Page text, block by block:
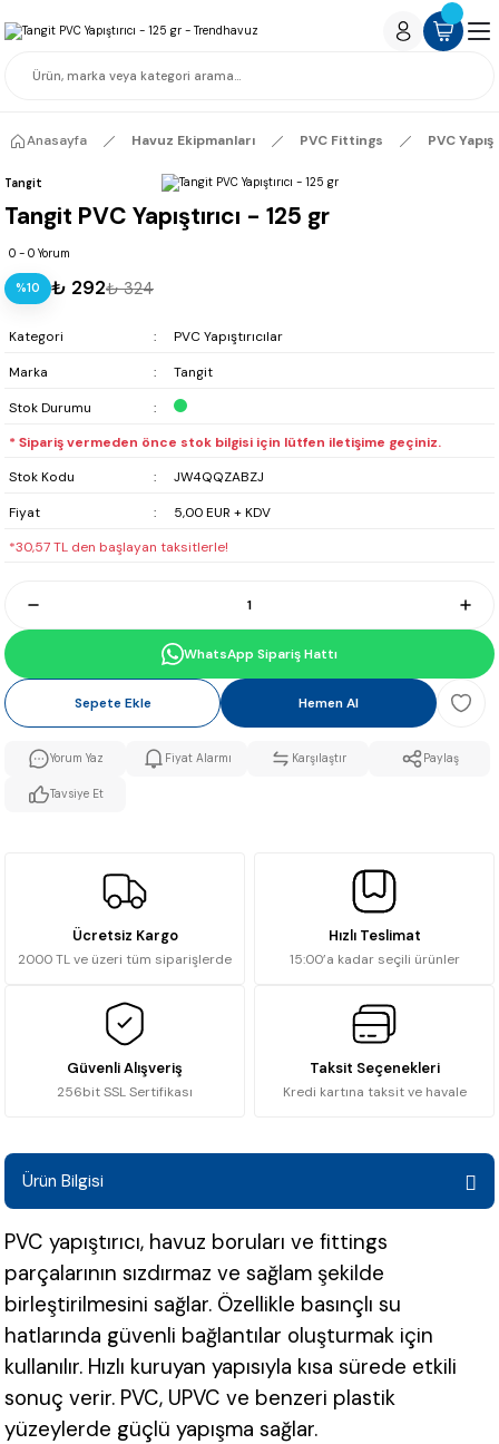
Anasayfa Havuz Ekipmanları PVC Fittings PVC
Tangit
Tangit PVC Yapıştırıcı - 125 gr
0 - 0 Yorum
%10 ₺ 292₺ 324
Kategori
PVC Yapıştırıcılar
Marka
Tangit
Stok Durumu
* Sipariş vermeden önce stok bilgisi için lütfen iletişime geçiniz.
Stok Kodu
JW4QQZABZJ
Fiyat
5,00 EUR + KDV
*30,57 TL den başlayan taksitlerle!
WhatsApp Sipariş Hattı
Sepete Ekle Hemen Al
Yorum Yaz Fiyat Alarmı Karşılaştır Paylaş
Tavsiye Et
Ücretsiz Kargo
2000 TL ve üzeri tüm siparişlerde
Hızlı Teslimat
15:00’a kadar seçili ürünler
Güvenli Alışveriş
256bit SSL Sertifikası
Taksit Seçenekleri
Kredi kartına taksit ve havale
Ürün Bilgisi
PVC yapıştırıcı, havuz boruları ve fittings
parçalarının sızdırmaz ve sağlam şekilde
birleştirilmesini sağlar. Özellikle basınçlı su
hatlarında güvenli bağlantılar oluşturmak için
kullanılır. Hızlı kuruyan yapısıyla kısa sürede etkili
sonuç verir. PVC, UPVC ve benzeri plastik
yüzeylerde güçlü yapışma sağlar.